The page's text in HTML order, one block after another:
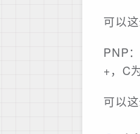
可以
PNP
+，C
可以